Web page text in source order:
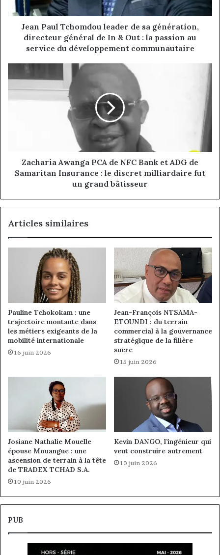
directeur
général
la
passion
Jean Paul Tchomdou leader de sa génération,
directeur général de In & Out : la passion au
service du développement communautaire
Awanga
PCA
de
Samaritan
Insurance
discret
fut
Zacharia Awanga PCA de NFC Bank et ADG de
Samaritan Insurance : le discret milliardaire fut
un grand bâtisseur
Articles similaires
Pauline Tchokokam : une
trajectoire montante dans
les métiers exigeants de la
mobilité internationale
16 juin 2026
Jean-François NTSAMA-
ETOUNDI : du terrain
commercial à la gouvernance
stratégique de la filière
sucre
15 juin 2026
Josiane Nathalie Mouelle
épouse Mouangue : une
ascension de terrain à la tête
de TRADEX TCHAD S.A.
10 juin 2026
Kevin DANGO, l’ingénieur qui
veut construire autrement
10 juin 2026
PUB